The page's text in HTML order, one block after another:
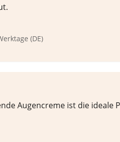
(DE)
Augencreme ist die ideale